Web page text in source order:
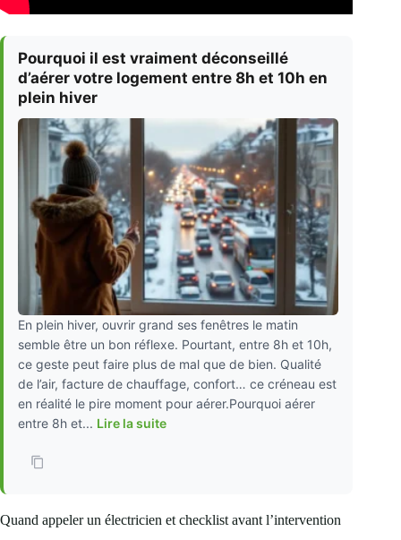
Pourquoi il est vraiment déconseillé
d’aérer votre logement entre 8h et 10h en
plein hiver
En plein hiver, ouvrir grand ses fenêtres le matin
semble être un bon réflexe. Pourtant, entre 8h et 10h,
ce geste peut faire plus de mal que de bien. Qualité
de l’air, facture de chauffage, confort… ce créneau est
en réalité le pire moment pour aérer.Pourquoi aérer
entre 8h et... Lire la suite
Quand appeler un électricien et checklist avant l’intervention